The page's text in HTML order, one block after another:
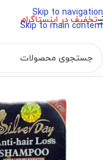
Skip to navigation
Skip to main content
تخفیف در اینستاگرام